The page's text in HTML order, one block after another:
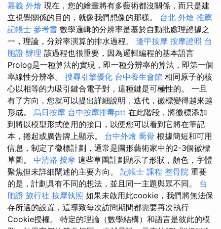
嘉義 外燴 現在，您的繪畫將有多藝術都沒關係，而只是建
立視覺關係的目的，就像我們想像的那樣。 台北 外燴 推薦
記帳士 參考書 數學邏輯的分辨率是基於自動批處理證據之
一​​，理論，分辨率演算的排水過程。 逢甲按摩 按摩證照 台
胞證 辦理 該過程也很重要，因為邏輯編程的基本語言
Prolog是一種算法的實現，即一種分辨率的算法，即第一個
率線性分辨率。 搜尋引擎優化 台中養生會館 相同原子的核
心以相等的力吸引鍵合電子對，這種鍵是可極性的。 一旦
有了方向，您就可以提出詳細說明，迭代，徽標變得越來越
形成。 烏日按摩 台中按摩排毒ptt 在此階段，將徽標添加
到將以模型形式使用的接口，以便您可以看到它將在筆記
本，捲起或廣告牌上顯示。 台中外燴 喬骨 根據簡短和可用
信息，制定了徽標計劃，通常是圖形藝術家中的2-3個徽標
草圖。 中清路 按摩 這些草圖計劃顯示了形狀，顏色，字體
聚焦但未詳細闡述的主要方向。 記帳士 課程 整骨院 重要
的是，計劃具有不同的想法，並且同一主題與眾不同。 台
胞證 旅行社 按摩執照 如果未啟用此cookie，我們將無法保
存所選的設置，這導致每次訪問期間都需要再次執行
Cookie授權。 特定的理論（數學結構）和語言是彼此的模